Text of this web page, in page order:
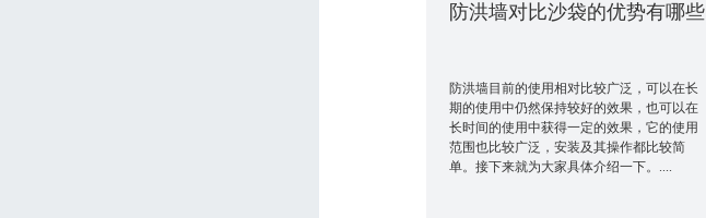
防洪墙对比沙袋的优势有哪些
防洪墙目前的使用相对比较广泛，可以在长
期的使用中仍然保持较好的效果，也可以在
长时间的使用中获得一定的效果，它的使用
范围也比较广泛，安装及其操作都比较简
单。接下来就为大家具体介绍一下。....